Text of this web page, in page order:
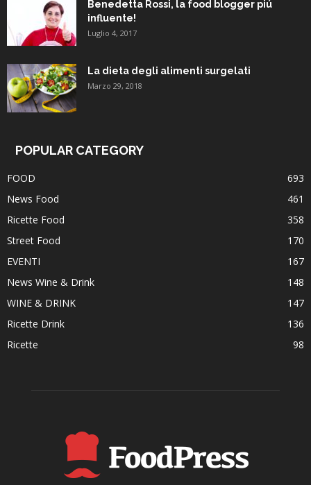
Benedetta Rossi, la food blogger piú
influente!
Luglio 4, 2017
La dieta degli alimenti surgelati
Marzo 29, 2018
POPULAR CATEGORY
FOOD
693
News Food
461
Ricette Food
358
Street Food
170
EVENTI
167
News Wine & Drink
148
WINE & DRINK
147
Ricette Drink
136
Ricette
98